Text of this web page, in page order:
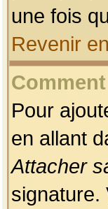
une fois
Revenir
Pour
en allant
Attacher
signature.